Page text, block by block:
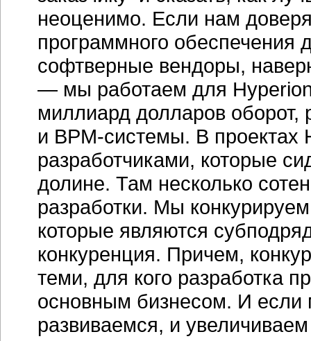
неоценимо. Если нам
программного обеспечения
софтверные вендоры,
— мы работаем для
миллиард долларов оборот,
и ВРМ-системы. В проектах
разработчиками, которые
долине. Там несколько
разработки. Мы
которые являются
конкуренция. Причем,
теми, для кого разработка
основным бизнесом. И
развиваемся, и